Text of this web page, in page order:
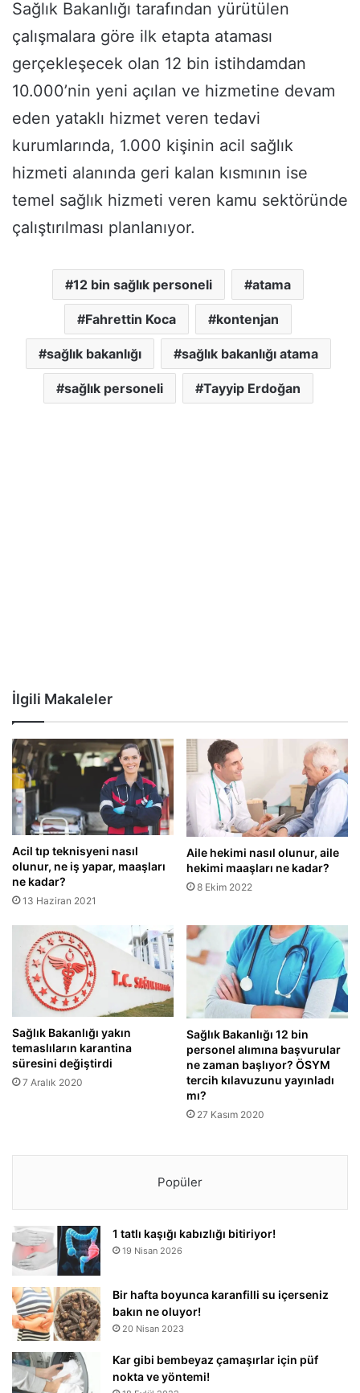
Sağlık Bakanlığı tarafından yürütülen
çalışmalara göre ilk etapta ataması
gerçekleşecek olan 12 bin istihdamdan
10.000’nin yeni açılan ve hizmetine devam
eden yataklı hizmet veren tedavi
kurumlarında, 1.000 kişinin acil sağlık
hizmeti alanında geri kalan kısmının ise
temel sağlık hizmeti veren kamu sektöründe
çalıştırılması planlanıyor.
12 bin sağlık personeli atama
Fahrettin Koca kontenjan
sağlık bakanlığı sağlık bakanlığı atama
sağlık personeli Tayyip Erdoğan
İlgili Makaleler
Acil tıp teknisyeni nasıl
olunur, ne iş yapar, maaşları
ne kadar?
13 Haziran 2021
Aile hekimi nasıl olunur, aile
hekimi maaşları ne kadar?
8 Ekim 2022
Sağlık Bakanlığı yakın
temaslıların karantina
süresini değiştirdi
7 Aralık 2020
Sağlık Bakanlığı 12 bin
personel alımına başvurular
ne zaman başlıyor? ÖSYM
tercih kılavuzunu yayınladı
mı?
27 Kasım 2020
Popüler
1 tatlı kaşığı kabızlığı bitiriyor!
19 Nisan 2026
Bir hafta boyunca karanfilli su içerseniz
bakın ne oluyor!
20 Nisan 2023
Kar gibi bembeyaz çamaşırlar için püf
nokta ve yöntemi!